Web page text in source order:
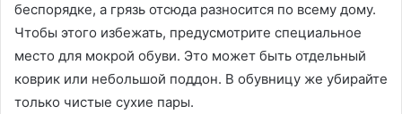
беспорядке, а грязь отсюда разносится по всему дому.
Чтобы этого избежать, предусмотрите специальное
место для мокрой обуви. Это может быть отдельный
коврик или небольшой поддон. В обувницу же убирайте
только чистые сухие пары.